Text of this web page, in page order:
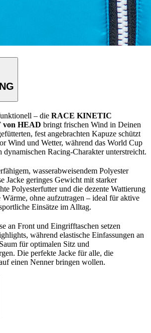
– die RACE KINETIC
von HEAD bringt frischen Wind in Deinen
fest angebrachten Kapuze schützt
Wind und Wetter, während das World Cup
dynamischen Racing-Charakter unterstreicht.
wasserabweisendem Polyester
Jacke geringes Gewicht mit starker
Polyesterfutter und die dezente Wattierung
Wärme, ohne aufzutragen – ideal für aktive
Einsätze im Alltag.
an Front und Eingrifftaschen setzen
während elastische Einfassungen an
für optimalen Sitz und
Die perfekte Jacke für alle, die
einen Nenner bringen wollen.